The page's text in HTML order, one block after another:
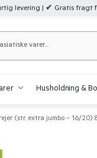
levering | ✔ Gratis fragt
Husholdning &
(str. extra jumbo – 16/20)